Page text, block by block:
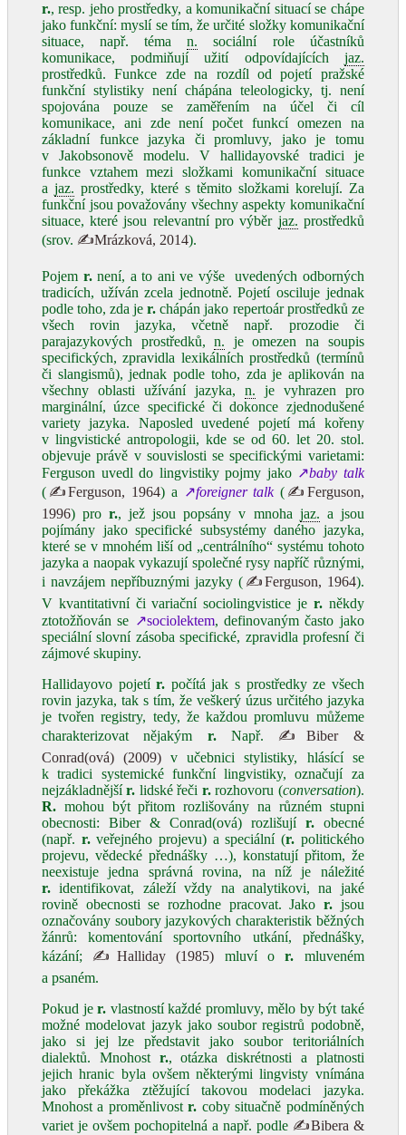
r., resp. jeho prostředky, a komunikační situací se chápe
jako funkční: myslí se tím, že určité složky komunikační
situace, např. téman. sociální role účastníků
komunikace, podmiňují užití odpovídajících jaz.
prostředků. Funkce zde na rozdíl od pojetí pražské
funkční stylistiky není chápána teleologicky, tj. není
spojována pouze se zaměřením na účel či cíl
komunikace, ani zde není počet funkcí omezen na
základní funkce jazyka či promluvy, jako je tomu
v Jakobsonově modelu. V hallidayovské tradici je
funkce vztahem mezi složkami komunikační situace
a jaz. prostředky, které s těmito složkami korelují. Za
funkční jsou považovány všechny aspekty komunikační
situace, které jsou relevantní pro výběr jaz. prostředků
(srov. ✍Mrázková, 2014).
Pojem r.není, a to ani ve výše uvedených odborných
tradicích, užíván zcela jednotně. Pojetí osciluje jednak
podle toho, zda jer. chápán jako repertoár prostředků ze
všech rovin jazyka, včetně např. prozodie či
parajazykových prostředků,n. je omezen na soupis
specifických, zpravidla lexikálních prostředků (termínů
či slangismů), jednak podle toho, zda je aplikován na
všechny oblasti užívání jazyka, n. je vyhrazen pro
marginální, úzce specifické či dokonce zjednodušené
variety jazyka. Naposled uvedené pojetí má kořeny
v lingvistické antropologii, kde se od 60. let 20. stol.
objevuje právě v souvislosti se specifickými varietami:
Ferguson uvedl do lingvistiky pojmy jako ↗baby talk
( ✍Ferguson, 1964) a ↗foreigner talk( ✍Ferguson,
1996) pror., jež jsou popsány v mnoha jaz. a jsou
pojímány jako specifické subsystémy daného jazyka,
které se v mnohém liší od „centrálního“ systému tohoto
jazyka a naopak vykazují společné rysy napříč různými,
i navzájem nepříbuznými jazyky ( ✍Ferguson, 1964).
V kvantitativní či variační sociolingvistice je r.někdy
ztotožňován se ↗sociolektem, definovaným často jako
speciální slovní zásoba specifické, zpravidla profesní či
zájmové skupiny.
Hallidayovo pojetír. počítá jak s prostředky ze všech
rovin jazyka, tak s tím, že veškerý úzus určitého jazyka
je tvořen registry, tedy, že každou promluvu můžeme
charakterizovat nějakým r.Např. ✍Biber &
Conrad(ová) (2009) v učebnici stylistiky, hlásící se
k tradici systemické funkční lingvistiky, označují za
nejzákladnějšír. lidské řeči r.rozhovoru (conversation).
R. mohou být přitom rozlišovány na různém stupni
obecnosti: Biber & Conrad(ová) rozlišují r.obecné
(např. r.veřejného projevu) a speciální (r. politického
projevu, vědecké přednášky …), konstatují přitom, že
neexistuje jedna správná rovina, na níž je náležité
r. identifikovat, záleží vždy na analytikovi, na jaké
rovině obecnosti se rozhodne pracovat. Jakor. jsou
označovány soubory jazykových charakteristik běžných
žánrů: komentování sportovního utkání, přednášky,
kázání; ✍Halliday (1985) mluví or. mluveném
a psaném.
Pokud jer. vlastností každé promluvy, mělo by být také
možné modelovat jazyk jako soubor registrů podobně,
jako si jej lze představit jako soubor teritoriálních
dialektů. Mnohost r., otázka diskrétnosti a platnosti
jejich hranic byla ovšem některými lingvisty vnímána
jako překážka ztěžující takovou modelaci jazyka.
Mnohost a proměnlivostr. coby situačně podmíněných
variet je ovšem pochopitelná a např. podle ✍Bibera &